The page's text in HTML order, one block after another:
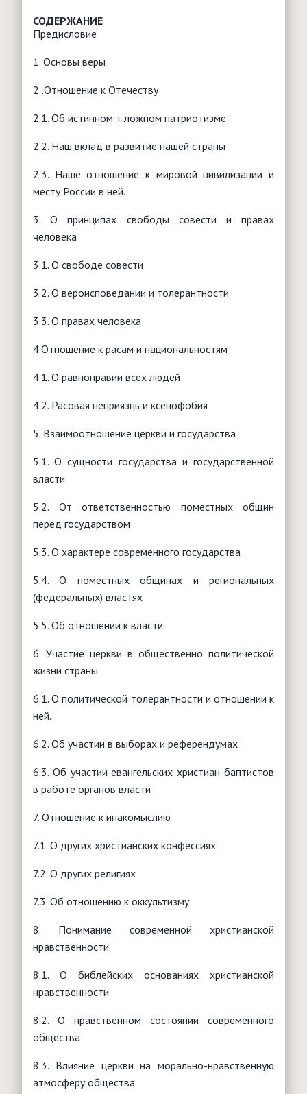
Анонсы мероприятий
Видение и стратегия
Основы служения
Брак и семья
Женщина и Библия
Обучение
РЕСУРСЫ
Детское служение
События, новости, мероприятия
Христианское воспитание
Служение детям с особыми нуждами
Детские клубы, лагеря, площадки
Христианский театр юного зрителя
Творчество
Партнерские организации
Помощь учителю
Юридические вопросы
Конституция РФ
Нормативная база
Паспорт безопасности
Ответы на вопросы (FAQ)
Обработка персональных данных
"Утренняя звезда"
"Миссионерские вести"
СОДЕРЖАНИЕ
Предисловие
1. Основы веры
2 .Отношение к Отечеству
2.1. Об истинном т ложном патриотизме
2.2. Наш вклад в развитие нашей страны
2.3. Наше отношение к мировой цивилизации и
месту России в ней.
3. О принципах свободы совести и правах
человека
3.1. О свободе совести
3.2. О вероисповедании и толерантности
3.3. О правах человека
4.Отношение к расам и национальностям
4.1. О равноправии всех людей
4.2. Расовая неприязнь и ксенофобия
5. Взаимоотношение церкви и государства
5.1. О сущности государства и государственной
власти
5.2. От ответственностью поместных общин
перед государством
5.3. О характере современного государства
5.4. О поместных общинах и региональных
(федеральных) властях
5.5. Об отношении к власти
6. Участие церкви в общественно политической
жизни страны
6.1. О политической толерантности и отношении к
ней.
6.2. Об участии в выборах и референдумах
6.3. Об участии евангельских христиан-баптистов
в работе органов власти
7. Отношение к инакомыслию
7.1. О других христианских конфессиях
7.2. О других религиях
7.3. Об отношению к оккультизму
8. Понимание современной христианской
нравственности
8.1. О библейских основаниях христианской
нравственности
8.2. О нравственном состоянии современного
общества
8.3. Влияние церкви на морально-нравственную
атмосферу общества